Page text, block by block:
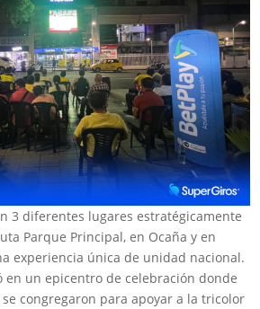
3 diferentes lugares estratégicamente
Parque Principal, en Ocaña y en
experiencia única de unidad nacional.
en un epicentro de celebración donde
congregaron para apoyar a la tricolor